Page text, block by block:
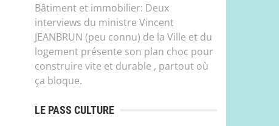
Bâtiment et immobilier: Deux
interviews du ministre Vincent
JEANBRUN (peu connu) de la Ville et du
logement présente son plan choc pour
construire vite et durable , partout où
ça bloque.
LE PASS CULTURE